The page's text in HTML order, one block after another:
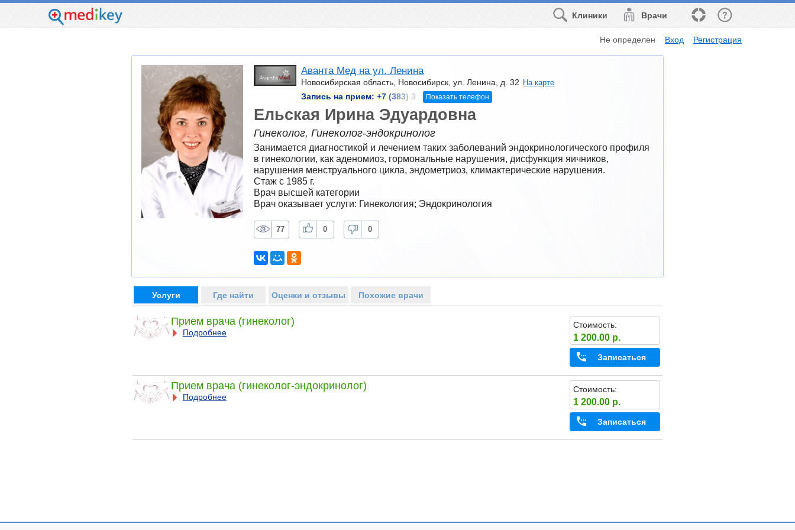
Врачи
Клиники
Не определен Вход Регистрация
Аванта Мед на ул. Ленина
Новосибирская область, Новосибирск, ул. Ленина, д. 32 На карте
Запись на прием: +7 (383) 3 Показать телефон
Ельская Ирина Эдуардовна
Гинеколог, Гинеколог-эндокринолог
Занимается диагностикой и лечением таких заболеваний эндокринологического профиля
в гинекологии, как аденомиоз, гормональные нарушения, дисфункция яичников,
нарушения менструального цикла, эндометриоз, климактерические нарушения.
Стаж с 1985 г.
Врач высшей категории
Врач оказывает услуги: Гинекология; Эндокринология
77 0 0
Услуги Где найти Оценки и отзывы Похожие врачи
Прием врача (гинеколог)
Подробнее
Стоимость:
1 200.00 р.
Записаться
Прием врача (гинеколог-эндокринолог)
Подробнее
Стоимость:
1 200.00 р.
Записаться